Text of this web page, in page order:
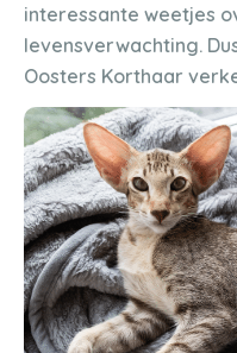
interessante weetjes
levensverwachting.
Oosters Korthaar